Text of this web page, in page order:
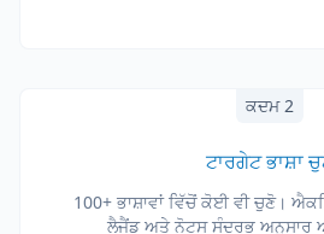
ਕਦਮ 2
ਟਾਰਗੇਟ ਭਾਸ਼ਾ
100+ ਭਾਸ਼ਾਵਾਂ ਵਿੱਚੋਂ ਕੋਈ ਵੀ ਚੁਣੋ।
ਲੈਜੈਂਡ ਅਤੇ ਨੋਟਸ ਸੰਦਰਭ ਅਨੁਸਾਰ